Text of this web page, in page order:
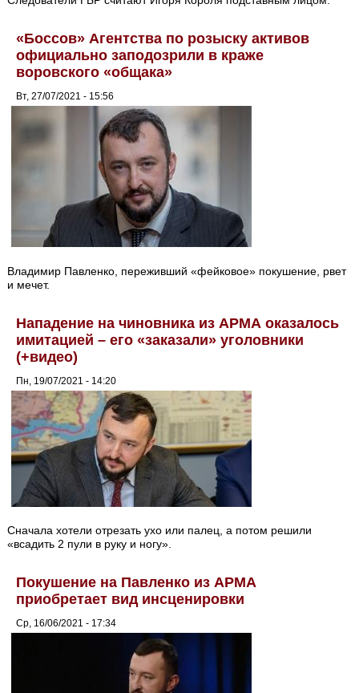
«Боссов» Агентства по розыску активов
официально заподозрили в краже
воровского «общака»
Вт, 27/07/2021 - 15:56
Владимир Павленко, переживший «фейковое» покушение, рвет
и мечет.
Нападение на чиновника из АРМА оказалось
имитацией – его «заказали» уголовники
(+видео)
Пн, 19/07/2021 - 14:20
Сначала хотели отрезать ухо или палец, а потом решили
«всадить 2 пули в руку и ногу».
Покушение на Павленко из АРМА
приобретает вид инсценировки
Ср, 16/06/2021 - 17:34